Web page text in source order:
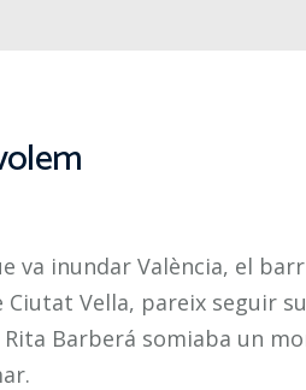
va inundar València, el
Vella, pareix seguir
Barberá somiaba un